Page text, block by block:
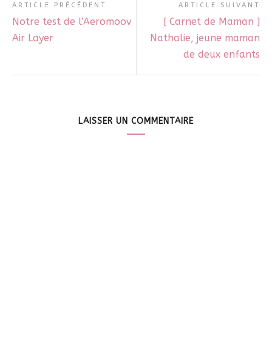
ARTICLE PRÉCÉDENT
Notre test de l’Aeromoov
Air Layer
ARTICLE SUIVANT
[ Carnet de Maman ]
Nathalie, jeune maman
de deux enfants
LAISSER UN COMMENTAIRE